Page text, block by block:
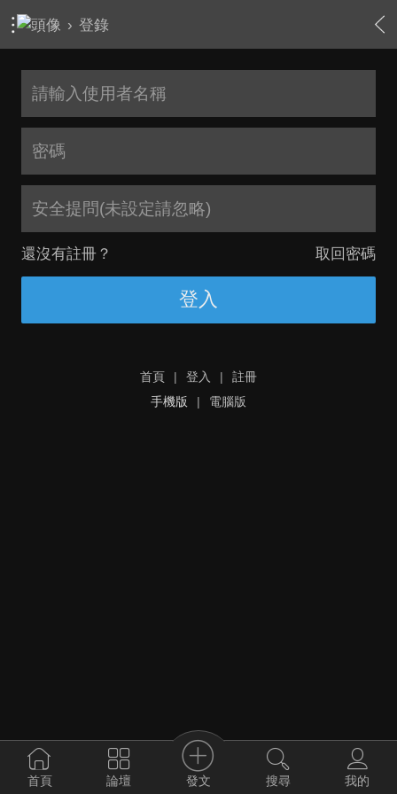
› 登錄
安全提問(未設定請忽略)
還沒有註冊？ 取回密碼
登入
首頁 | 登入 |
註冊
手機版
| 電腦版
首頁 論壇 發文 搜尋 我的